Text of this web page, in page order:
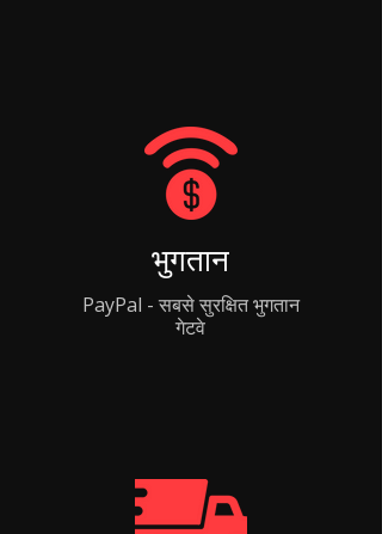
भुगतान
PayPal - सबसे सुरक्षित भुगतान
गेटवे